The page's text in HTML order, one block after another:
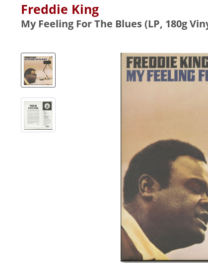
Freddie King
My Feeling For The Blues (LP, 180g